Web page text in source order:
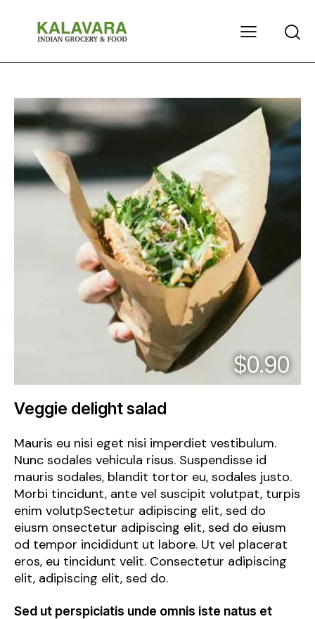
$0.90
Veggie delight salad
Mauris eu nisi eget nisi imperdiet vestibulum.
Nunc sodales vehicula risus. Suspendisse id
mauris sodales, blandit tortor eu, sodales justo.
Morbi tincidunt, ante vel suscipit volutpat, turpis
enim volutpSectetur adipiscing elit, sed do
eiusm onsectetur adipiscing elit, sed do eiusm
od tempor incididunt ut labore. Ut vel placerat
eros, eu tincidunt velit. Consectetur adipiscing
elit, adipiscing elit, sed do.
Sed ut perspiciatis unde omnis iste natus et